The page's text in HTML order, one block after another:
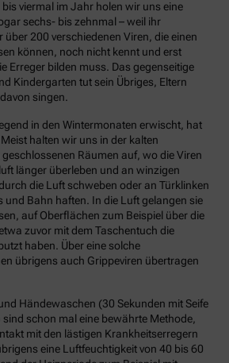
viermal im Jahr holen wir uns eine
sechs- bis zehnmal – weil ihr
über 200 verschiedenen Viren, die einen
können, noch nicht kennt und erst
Erreger bilden muss. Das gegenseitige
Kindergarten tut sein Übriges, Eltern
singen.
in den Wintermonaten erwischt, hat
halten wir uns in der kalten
Räumen auf, wo die Viren
länger überleben und an winzigen
die Luft schweben oder an Türklinken
und Bahn haften. In die Luft gelangen sie
auf Oberflächen zum Beispiel über die
zuvor mit dem Taschentuch die
haben. Über eine solche
übrigens auch Grippeviren übertragen
Händewaschen (30 Sekunden mit Seife
schon mal eine bewährte Methode,
mit den lästigen Krankheitserregern
eine Luftfeuchtigkeit von 40 bis 60